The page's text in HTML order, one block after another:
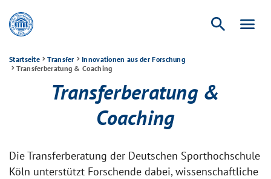
search menu
Startseite Transfer
Innovationen aus der Forschung
Transferberatung & Coaching
Transferberatung &
Coaching
Die Transferberatung der Deutschen Sporthochschule
Köln unterstützt Forschende dabei, wissenschaftliche